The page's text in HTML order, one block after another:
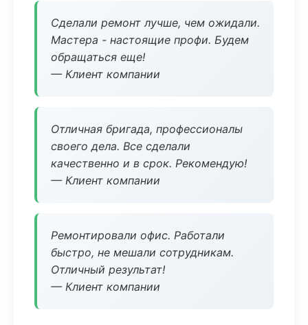
Сделали ремонт лучше, чем ожидали.
Мастера - настоящие профи. Будем
обращаться еще!
— Клиент компании
Отличная бригада, профессионалы
своего дела. Все сделали
качественно и в срок. Рекомендую!
— Клиент компании
Ремонтировали офис. Работали
быстро, не мешали сотрудникам.
Отличный результат!
— Клиент компании